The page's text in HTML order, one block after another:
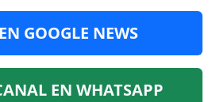
GOOGLE NEWS
EN WHATSAPP